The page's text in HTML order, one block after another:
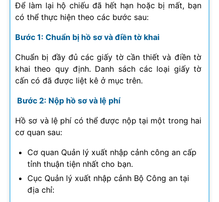
Để làm lại hộ chiếu đã hết hạn hoặc bị mất, bạn
có thể thực hiện theo các bước sau:
Bước 1: Chuẩn bị hồ sơ và điền tờ khai
Chuẩn bị đầy đủ các giấy tờ cần thiết và điền tờ
khai theo quy định. Danh sách các loại giấy tờ
cấn có đã được liệt kê ở mục trên.
Bước 2: Nộp hồ sơ và lệ phí
Hồ sơ và lệ phí có thể được nộp tại một trong hai
cơ quan sau:
Cơ quan Quản lý xuất nhập cảnh công an cấp
tỉnh thuận tiện nhất cho bạn.
Cục Quản lý xuất nhập cảnh Bộ Công an tại
địa chỉ: